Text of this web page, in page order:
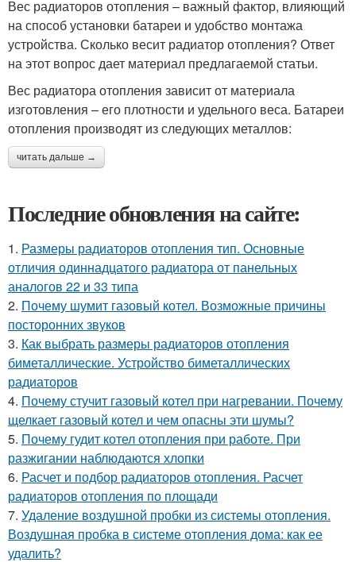
Вес радиаторов отопления – важный фактор, влияющий
на способ установки батареи и удобство монтажа
устройства. Сколько весит радиатор отопления? Ответ
на этот вопрос дает материал предлагаемой статьи.
Вес радиатора отопления зависит от материала
изготовления – его плотности и удельного веса. Батареи
отопления производят из следующих металлов:
читать дальше →
Последние обновления на сайте:
1. Размеры радиаторов отопления тип. Основные
отличия одиннадцатого радиатора от панельных
аналогов 22 и 33 типа
2. Почему шумит газовый котел. Возможные причины
посторонних звуков
3. Как выбрать размеры радиаторов отопления
биметаллические. Устройство биметаллических
радиаторов
4. Почему стучит газовый котел при нагревании. Почему
щелкает газовый котел и чем опасны эти шумы?
5. Почему гудит котел отопления при работе. При
разжигании наблюдаются хлопки
6. Расчет и подбор радиаторов отопления. Расчет
радиаторов отопления по площади
7. Удаление воздушной пробки из системы отопления.
Воздушная пробка в системе отопления дома: как ее
удалить?